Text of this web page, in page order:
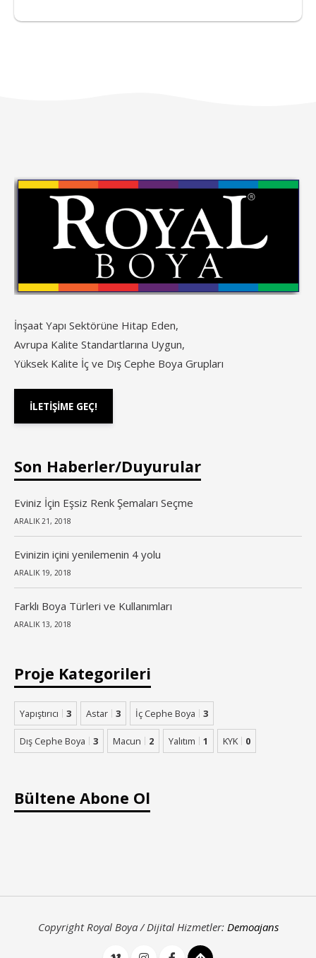
İnşaat Yapı Sektörüne Hitap Eden,
Avrupa Kalite Standartlarına Uygun,
Yüksek Kalite İç ve Dış Cephe Boya Grupları
İLETİŞİME GEÇ!
Son Haberler/Duyurular
Eviniz İçin Eşsiz Renk Şemaları Seçme
ARALIK 21, 2018
Evinizin içini yenilemenin 4 yolu
ARALIK 19, 2018
Farklı Boya Türleri ve Kullanımları
ARALIK 13, 2018
Proje Kategorileri
Yapıştırıcı 3 Astar 3 İç Cephe Boya 3
Dış Cephe Boya 3 Macun 2 Yalıtım 1 KYK 0
Bültene Abone Ol
Copyright Royal Boya / Dijital Hizmetler: Demoajans